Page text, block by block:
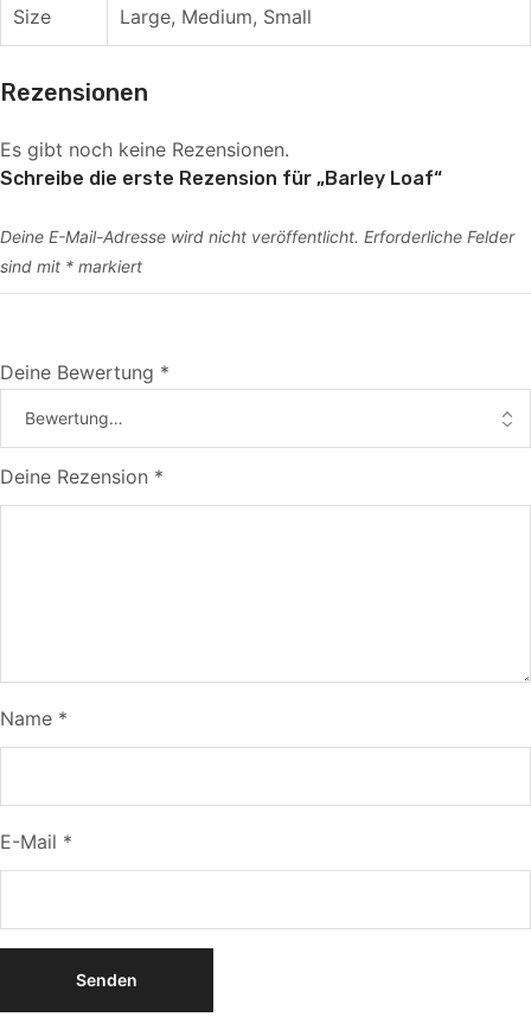
Size Large, Medium, Small
Rezensionen
Es gibt noch keine Rezensionen.
Schreibe die erste Rezension für „Barley Loaf“
Deine E-Mail-Adresse wird nicht veröffentlicht. Erforderliche Felder
sind mit * markiert
Deine Bewertung *
Deine Rezension *
Name *
E-Mail *